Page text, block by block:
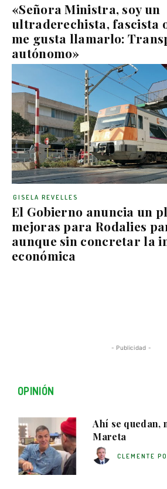
«Señora Ministra, soy un
ultraderechista, fascista
me gusta llamarlo:
autónomo»
El Gobierno anuncia un
mejoras para Rodalies
aunque sin concretar la
económica
GISELA REVELLES
- Publicidad -
OPINIÓN
Ahí se quedan,
Mareta
CLEMENTE